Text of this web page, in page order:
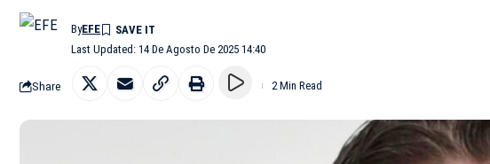
Last Updated: 14 De Agosto De 2025 14:40
ByEFE
Share 2 Min Read